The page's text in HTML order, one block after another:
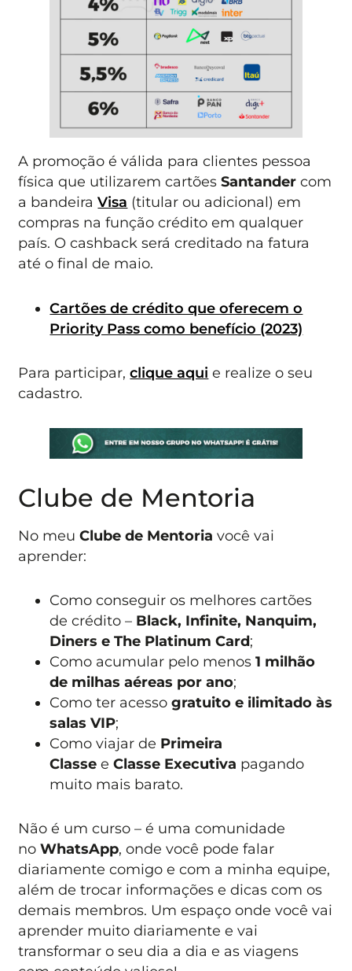
A promoção é válida para clientes pessoa
física que utilizarem cartõesSantander com
a bandeiraVisa (titular ou adicional) em
compras na função crédito em qualquer
país. O cashback será creditado na fatura
até o final de maio.
Cartões de crédito que oferecem o
Priority Pass como benefício (2023)
Para participar,clique aqui e realize o seu
cadastro.
Clube de Mentoria
No meuClube de Mentoria você vai
aprender:
Como conseguir os melhores cartões
de crédito – Black, Infinite, Nanquim,
Diners e The Platinum Card;
Como acumular pelo menos1 milhão
de milhas aéreas por ano;
Como ter acessogratuito e ilimitado às
salas VIP;
Como viajar de Primeira
Classe eClasse Executiva pagando
muito mais barato.
Não é um curso – é uma comunidade
noWhatsApp, onde você pode falar
diariamente comigo e com a minha equipe,
além de trocar informações e dicas com os
demais membros. Um espaço onde você vai
aprender muito diariamente e vai
transformar o seu dia a dia e as viagens